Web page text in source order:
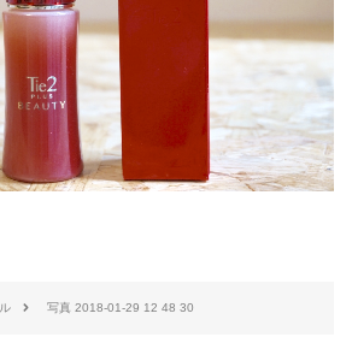
写真 2018-01-29 12 48 30